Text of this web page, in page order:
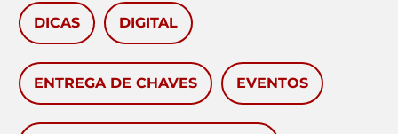
DICAS DIGITAL
ENTREGA DE CHAVES EVENTOS